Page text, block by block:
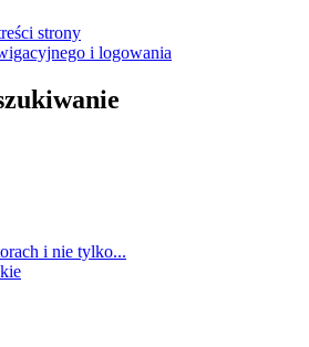
strony
i logowania